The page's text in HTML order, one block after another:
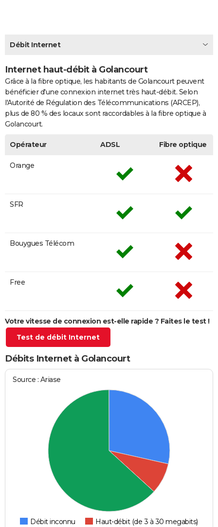
CARTE DE VOEUX
Carte de Noël
Carte Bonne année
Carte Saint-Valentin
Carte Pâques
Carte d'anniversaire
DICTIONNAIRE
PROGRAMME TV
S'inscrire
Se connecter
Lycées
Collèges
Primaires
Universités
Entreprises
Service militaire
Avis de recherche
AVIS DE DÉCÈS
FORUM
Débit Internet
Internet haut-débit à Golancourt
Grâce à la fibre optique, les habitants de Golancourt peuvent
bénéficier d'une connexion internet très haut-débit. Selon
l'Autorité de Régulation des Télécommunications (ARCEP),
plus de 80 % des locaux sont raccordables à la fibre optique à
Golancourt.
Opérateur ADSL Fibre optique
Orange
SFR
Bouygues Télécom
Free
Votre vitesse de connexion est-elle rapide ? Faites le test !
Test de débit Internet
Débits Internet à Golancourt
Source : Ariase
Débit inconnu
Haut-débit (de 3 à 30 megabits)